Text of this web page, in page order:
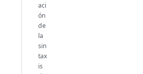
aci
ón
de
la
sin
tax
is